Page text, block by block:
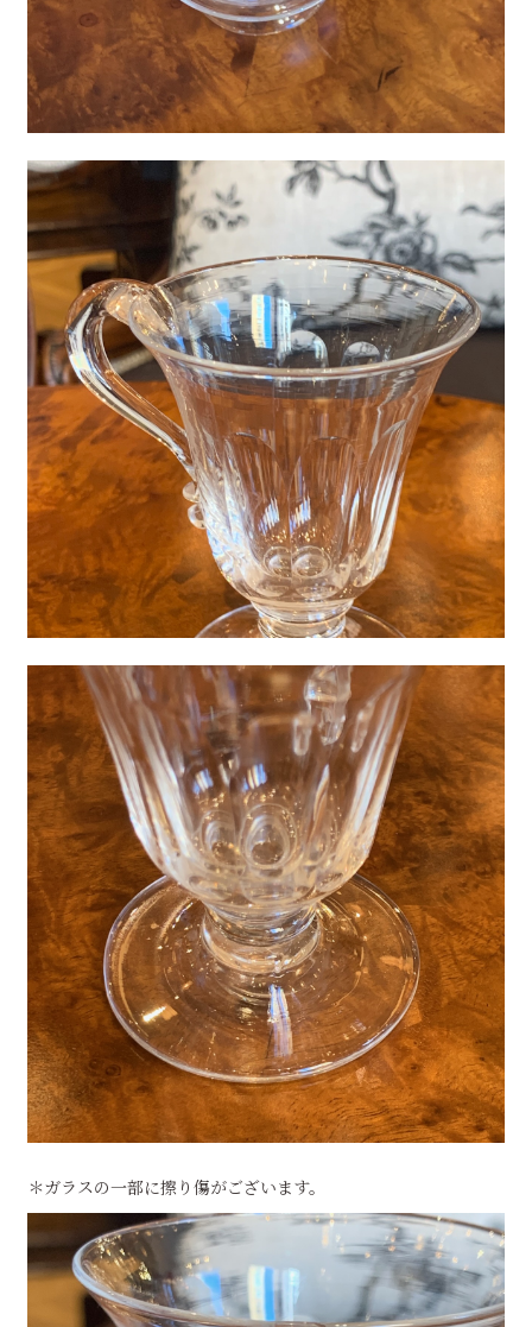
＊ガラスの一部に擦り傷がございます。